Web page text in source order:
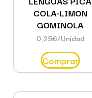
COLA-LIMON
GOMINOLA
0,25€/Unidad
Comprar